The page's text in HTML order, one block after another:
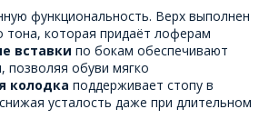
функциональность. Верх выполнен
тона, которая придаёт лоферам
вставки по бокам обеспечивают
позволяя обуви мягко
колодка поддерживает стопу в
усталость даже при длительном